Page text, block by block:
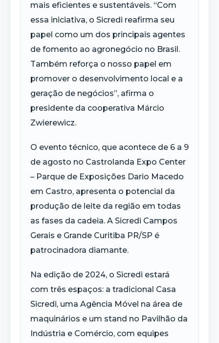
mais eficientes e sustentáveis. “Com
essa iniciativa, o Sicredi reafirma seu
papel como um dos principais agentes
de fomento ao agronegócio no Brasil.
Também reforça o nosso papel em
promover o desenvolvimento local e a
geração de negócios”, afirma o
presidente da cooperativa Márcio
Zwierewicz.
O evento técnico, que acontece de 6 a 9
de agosto no Castrolanda Expo Center
– Parque de Exposições Dario Macedo
em Castro, apresenta o potencial da
produção de leite da região em todas
as fases da cadeia. A Sicredi Campos
Gerais e Grande Curitiba PR/SP é
patrocinadora diamante.
Na edição de 2024, o Sicredi estará
com três espaços: a tradicional Casa
Sicredi, uma Agência Móvel na área de
maquinários e um stand no Pavilhão da
Indústria e Comércio, com equipes